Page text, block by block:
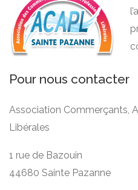
Pour nous contacter
Association Commerçants,
Libérales
1 rue de Bazouin
44680 Sainte Pazanne